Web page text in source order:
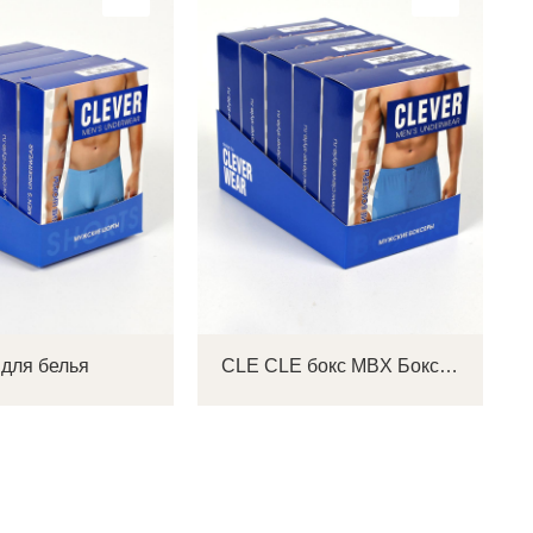
белья CLE CLE бокс MBX Бокс для белья